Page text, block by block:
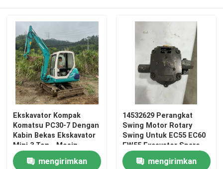
Kontrol Kualitas
Hubungi Kami
Berita
Kasus-kasus
Excavator Spare
Ekskavator Kompak
Komatsu PC30-7 Dengan
Kabin Bekas Ekskavator
Mini 3 Ton - Mesin
Penggali Halus Komatsu,
Peralatan Mini Bahan
mengirimkan
14532629 Perangkat
Swing Motor Rotary
Swing Untuk EC55 EC60
EW55 Excavator Spare
Part PM-2B-26B-9FS2-
4768B
mengirimkan